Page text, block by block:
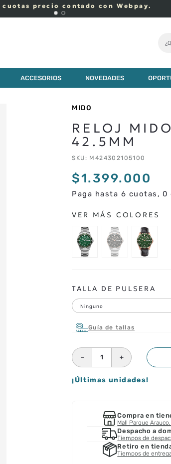
ACCESORIOS NOVEDADES
MIDO
RELOJ
42.5MM
SKU : M424302105100
$1.399.000
Paga hasta 6 cuotas,
TALLA DE PULSERA
Ninguno
Guía de tallas
＋
－
¡Últimas unidades!
Compra en
Mall Parque
Despacho a
Tiempos de
Retiro en
Tiempos de